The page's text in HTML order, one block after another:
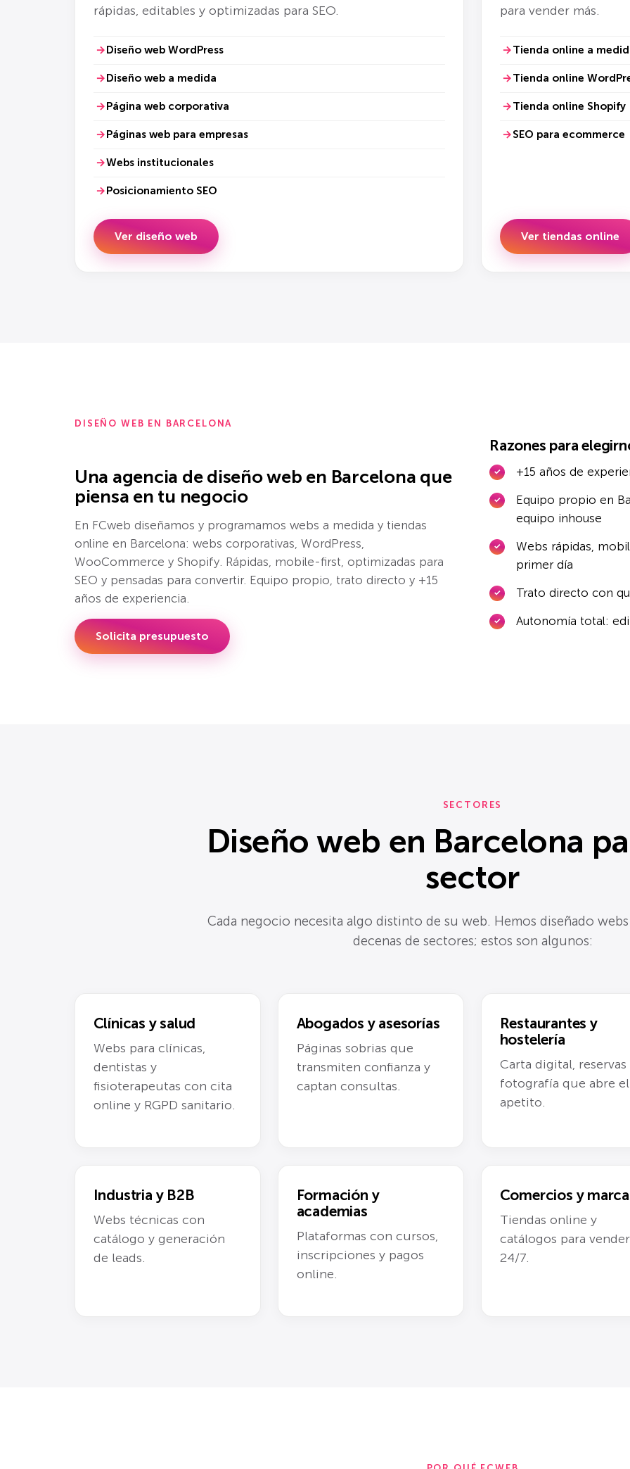
rápidas, editables y optimizadas para SEO.
Diseño web WordPress
Diseño web a medida
Página web corporativa
Páginas web para empresas
Webs institucionales
Posicionamiento SEO
Ver diseño web
para vender más.
Tienda online a
Tienda online
Tienda online Shopify
SEO para ecommerce
Ver tiendas online
DISEÑO WEB EN BARCELONA
Una agencia de diseño web en Barcelona que
piensa en tu negocio
En FCweb diseñamos y programamos webs a medida y tiendas
online en Barcelona: webs corporativas, WordPress,
WooCommerce y Shopify. Rápidas, mobile-first, optimizadas para
SEO y pensadas para convertir. Equipo propio, trato directo y +15
años de experiencia.
Solicita presupuesto
Razones para
+15 años de
Equipo propio en
equipo inhouse
Webs rápidas,
primer día
Trato directo con
Autonomía total:
SECTORES
Diseño web en Barcelona
sector
Cada negocio necesita algo distinto de su web. Hemos diseñado
decenas de sectores; estos son algunos:
Clínicas y salud
Webs para clínicas,
dentistas y
fisioterapeutas con cita
online y RGPD sanitario.
Abogados y asesorías
Páginas sobrias que
transmiten confianza y
captan consultas.
Restaurantes y
hostelería
Carta digital, reservas
fotografía que abre el
apetito.
Industria y B2B
Webs técnicas con
catálogo y generación
de leads.
Formación y
academias
Plataformas con cursos,
inscripciones y pagos
online.
Comercios y
Tiendas online y
catálogos para vender
24/7.